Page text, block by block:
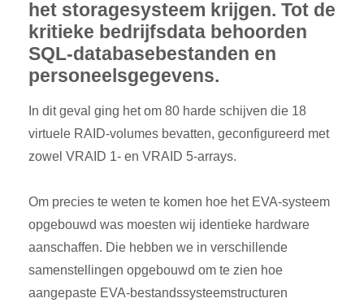
het storagesysteem krijgen. Tot de
kritieke bedrijfsdata behoorden
SQL-databasebestanden en
personeelsgegevens.
In dit geval ging het om 80 harde schijven die 18
virtuele RAID-volumes bevatten, geconfigureerd met
zowel VRAID 1- en VRAID 5-arrays.
Om precies te weten te komen hoe het EVA-systeem
opgebouwd was moesten wij identieke hardware
aanschaffen. Die hebben we in verschillende
samenstellingen opgebouwd om te zien hoe
aangepaste EVA-bestandssysteemstructuren